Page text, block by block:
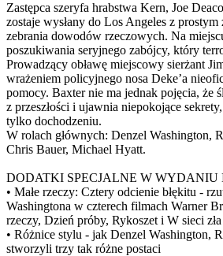
Zastępca szeryfa hrabstwa Kern, Joe
zostaje wysłany do Los Angeles z prostym
zebrania dowodów rzeczowych. Na
poszukiwania seryjnego zabójcy, który
Prowadzący obławę miejscowy sierżant
wrażeniem policyjnego nosa Deke’a
pomocy. Baxter nie ma jednak pojęcia, że
z przeszłości i ujawnia niepokojące
tylko dochodzeniu.
W rolach głównych: Denzel Washington,
Chris Bauer, Michael Hyatt.
DODATKI SPECJALNE W WYDANIU
• Małe rzeczy: Cztery odcienie błękitu -
Washingtona w czterech filmach Warner
rzeczy, Dzień próby, Rykoszet i W sieci zła
• Różnice stylu - jak Denzel Washington,
stworzyli trzy tak różne postaci